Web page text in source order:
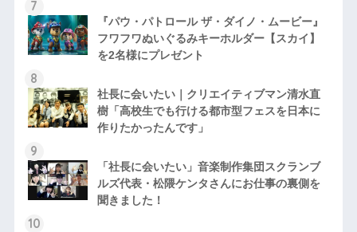
『パウ・パトロール ザ・ダイノ・ムービー』
フワフワぬいぐるみキーホルダー【スカイ】
を2名様にプレゼント
社長に会いたい｜クリエイティブマン清水直
樹「高校生でも行ける都市型フェスを日本に
作りたかったんです」
「社長に会いたい」音楽制作集団スクランブ
ルズ代表・松隈ケンタさんにお仕事の裏側を
聞きました！